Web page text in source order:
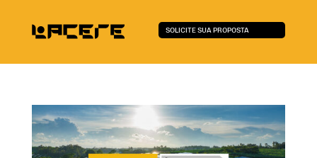
SOLICITE SUA PROPOSTA